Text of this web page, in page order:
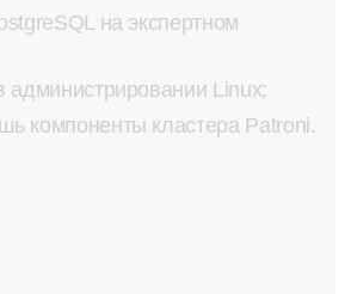
на экспертном
администрировании Linux;
компоненты кластера Patroni.